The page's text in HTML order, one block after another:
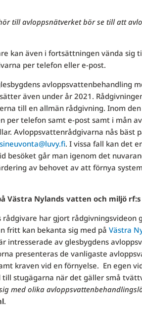
till avloppsnätverket bör se till att
kan även i fortsättningen vända sig
per telefon eller e-post.
avloppsvattenbehandling
även under år 2021.
till en allmän rådgivning. Inom
per telefon samt e-post samt i mån
Avloppsvattenrådgivarna nås bäst
. I vissa fall kan det
besöket går man igenom det
av behovet av att förnya
Västra Nylands vatten och miljö
har gjort rådgivningsvideon
fritt kan bekanta sig med på Västra
intresserade av glesbygdens
presenteras de vanligaste
kraven vid en förnyelse. En egen
stugägarna när det gäller små
med olika
.